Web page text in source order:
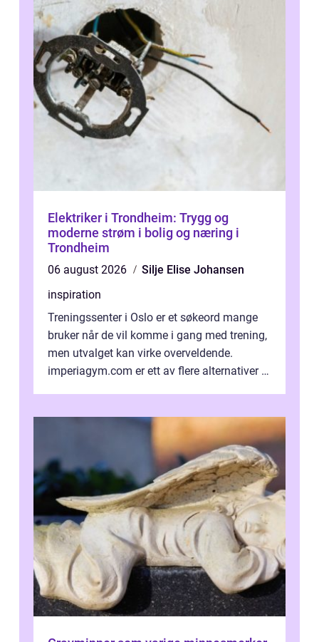
Elektriker i Trondheim: Trygg og
moderne strøm i bolig og næring i
Trondheim
06 august 2026
Silje Elise Johansen
inspiration
Treningssenter i Oslo er et søkeord mange
bruker når de vil komme i gang med trening,
men utvalget kan virke overveldende.
imperiagym.com er ett av flere alternativer i